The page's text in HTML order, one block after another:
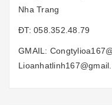
Nha Trang
ĐT: 058.352.48.79
GMAIL: